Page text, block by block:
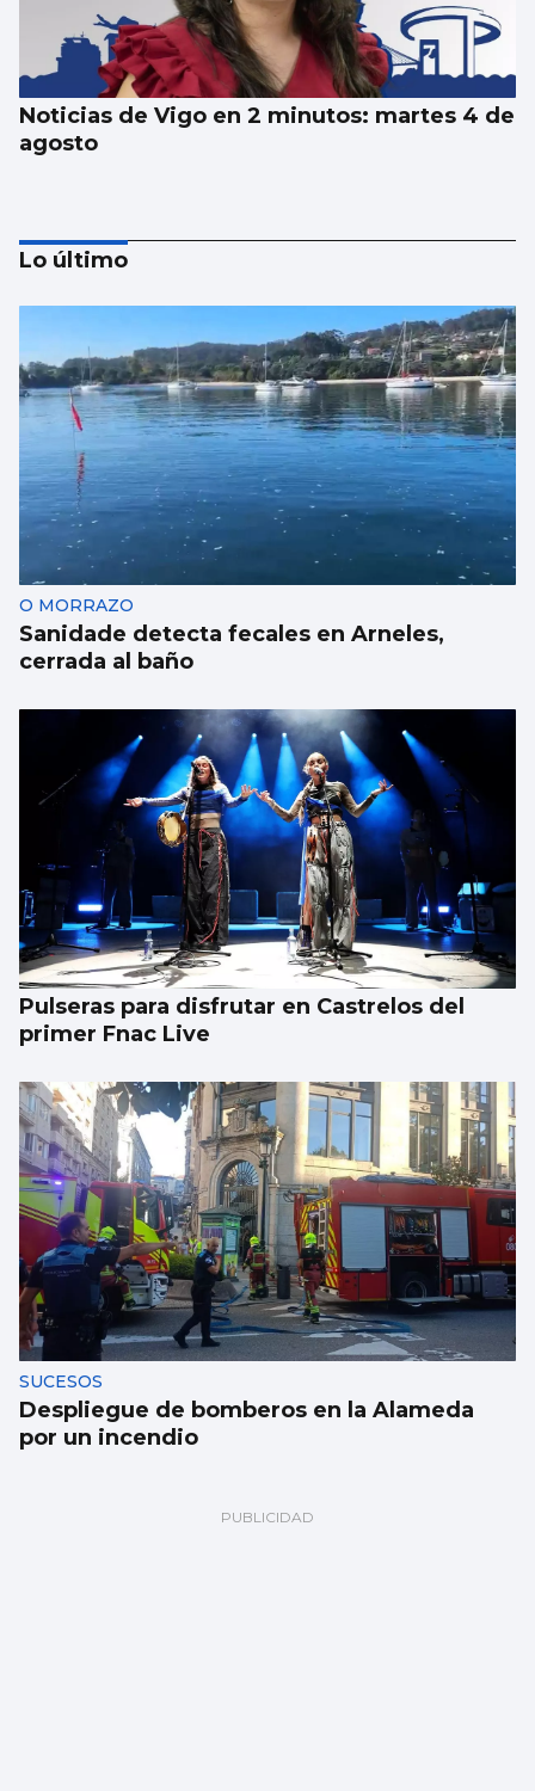
Noticias de Vigo en 2 minutos: martes 4 de
agosto
Noticias de Vigo en 2 minutos: lunes 3 de
agosto
Lo último
O MORRAZO
Sanidade detecta fecales en Arneles,
cerrada al baño
Pulseras para disfrutar en Castrelos del
primer Fnac Live
SUCESOS
Despliegue de bomberos en la Alameda
por un incendio